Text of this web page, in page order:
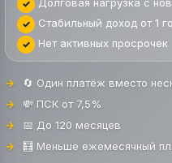
Стабильный доход от 1
Нет активных просрочек
🔄 Один платёж вместо
💸 ПСК от 7,5%
📅 До 120 месяцев
🧮 Меньше ежемесячный